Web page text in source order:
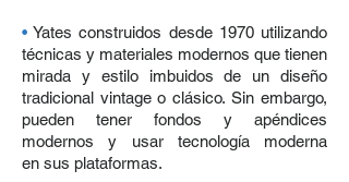
• Yates construidos desde 1970 utilizando
técnicas y materiales modernos que tienen
mirada y estilo imbuidos de un diseño
tradicional vintage o clásico. Sin embargo,
pueden tener fondos y apéndices
modernos y usar tecnología moderna
en sus plataformas.